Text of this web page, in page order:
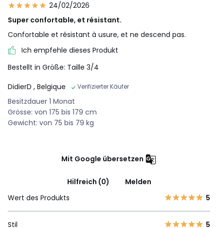
24/02/2026
Super confortable, et résistant.
Confortable et résistant à usure, et ne descend pas.
Ich empfehle dieses Produkt
Bestellt in Größe: Taille 3/4
DidierD , Belgique Verifizierter Käufer
Besitzdauer 1 Monat
Grösse: von 175 bis 179 cm
Gewicht: von 75 bis 79 kg
Mit Google übersetzen
Hilfreich (0)
Melden
Wert des Produkts
5
Stil 5